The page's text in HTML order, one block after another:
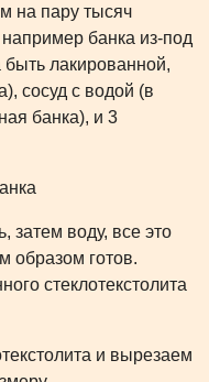
на пару тысяч
банка из-под
быть лакированной,
сосуд с водой (в
банка), и 3
затем воду, все это
образом готов.
стеклотекстолита